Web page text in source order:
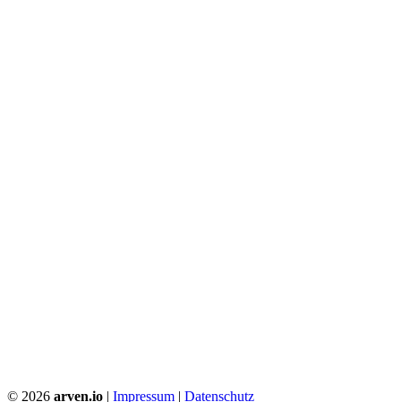
© 2026 arven.io Impressum Datenschutz